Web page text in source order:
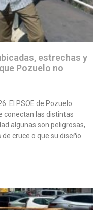
estrechas y
Pozuelo no
El PSOE de Pozuelo
conectan las distintas
algunas son peligrosas,
cruce o que su diseño